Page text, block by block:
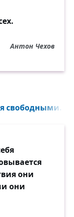
Антон Чехов
свободными.
они
они